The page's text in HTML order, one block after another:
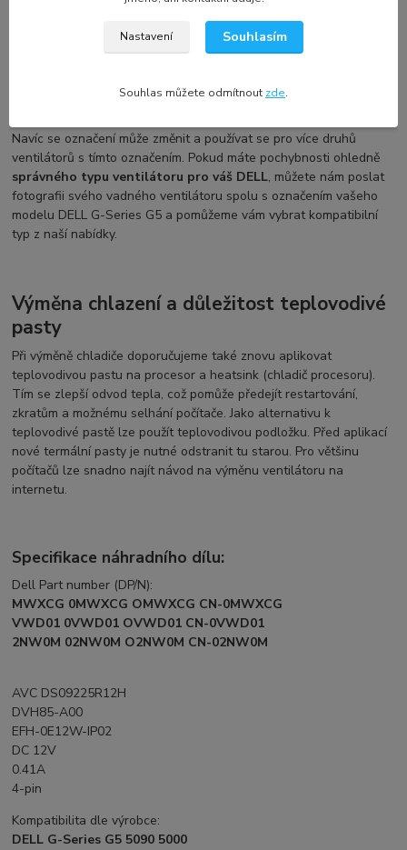
Každý výrobce používá své vlastní označení, což se nemusí
Navíc se označení může změnit a používat se pro více druhů
ventilátorů s tímto označením. Pokud máte pochybnosti ohledně
správného typu ventilátoru pro váš DELL, můžete nám poslat
fotografii svého vadného ventilátoru spolu s označením vašeho
modelu DELL G-Series G5 a pomůžeme vám vybrat kompatibilní
typ z naší nabídky.
Výměna chlazení a důležitost teplovodivé
pasty
Při výměně chladiče doporučujeme také znovu aplikovat
teplovodivou pastu na procesor a heatsink (chladič procesoru).
Tím se zlepší odvod tepla, což pomůže předejít restartování,
zkratům a možnému selhání počítače. Jako alternativu k
teplovodivé pastě lze použít teplovodivou podložku. Před aplikací
nové termální pasty je nutné odstranit tu starou. Pro většinu
počítačů lze snadno najít návod na výměnu ventilátoru na
internetu.
Specifikace náhradního dílu:
Dell Part number (DP/N):
MWXCG 0MWXCG OMWXCG CN-0MWXCG
VWD01 0VWD01 OVWD01 CN-0VWD01
2NW0M 02NW0M O2NW0M CN-02NW0M
AVC DS09225R12H
DVH85-A00
EFH-0E12W-IP02
DC 12V
0.41A
4-pin
Kompatibilita dle výrobce:
DELL G-Series G5 5090 5000
Nastavení Souhlasím
Souhlas můžete odmítnout zde.